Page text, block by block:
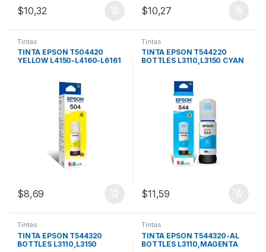
$10,32 $10,27
Tintas
TINTA EPSON T504420
YELLOW L4150-L4160-L6161
$8,69
Tintas
TINTA EPSON T544220
BOTTLES L3110,L3150 CYAN
$11,59
Tintas
TINTA EPSON T544320
BOTTLES L3110,L3150
Tintas
TINTA EPSON T544320-AL
BOTTLES L3110,MAGENTA